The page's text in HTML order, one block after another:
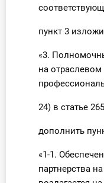
пункт 3
«3.
на
24) в статье
дополнить
«1-1.
партнерства